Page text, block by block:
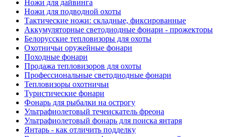
Ножи для дайвинга
Ножи для подводной охоты
Тактические ножи: складные, фиксированные
Аккумуляторные светодиодные фонари - прожекторы
Белорусские тепловизоры для охоты
Охотничьи оружейные фонари
Походные фонари
Продажа тепловизоров для охоты
Профессиональные светодиодные фонари
Тепловизоры охотничьи
Туристические фонари
Фонарь для рыбалки на острогу
Ультрафиолетовый течеискатель фреона
Ультрафиолетовый фонарь для поиска янтаря
Янтарь - как отличить подделку